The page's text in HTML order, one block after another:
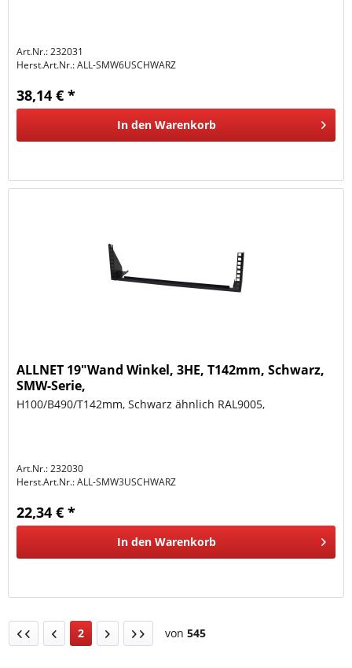
Art.Nr.: 232031
Herst.Art.Nr.:ALL-SMW6USCHWARZ
38,14 € *
In den Warenkorb
ALLNET 19"Wand Winkel, 3HE, T142mm, Schwarz,
SMW-Serie,
H100/B490/T142mm, Schwarz ähnlich RAL9005,
Art.Nr.: 232030
Herst.Art.Nr.:ALL-SMW3USCHWARZ
22,34 € *
In den Warenkorb
2 von 545